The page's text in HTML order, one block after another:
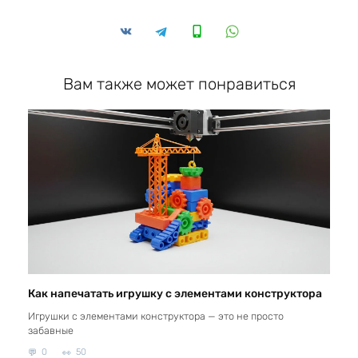
Вам также может понравиться
Как напечатать игрушку с элементами конструктора
Игрушки с элементами конструктора — это не просто
забавные
0 50